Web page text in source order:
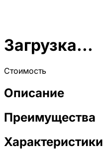
Загрузка...
Стоимость
Описание
Преимущества
Характеристики